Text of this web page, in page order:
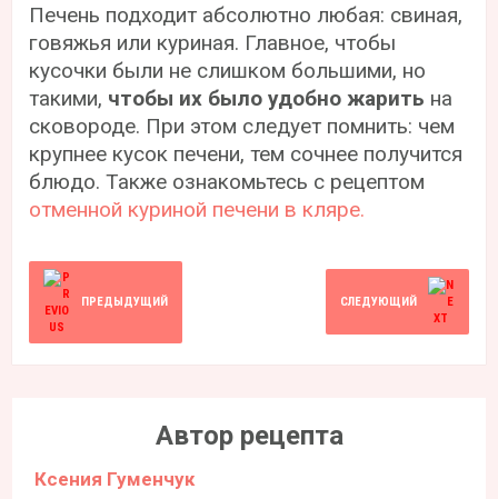
Печень подходит абсолютно любая: свиная,
говяжья или куриная. Главное, чтобы
кусочки были не слишком большими, но
такими, чтобы их было удобно жарить на
сковороде. При этом следует помнить: чем
крупнее кусок печени, тем сочнее получится
блюдо. Также ознакомьтесь с рецептом
отменной куриной печени в кляре.
ПРЕДЫДУЩИЙ СЛЕДУЮЩИЙ
Автор рецепта
Ксения Гуменчук